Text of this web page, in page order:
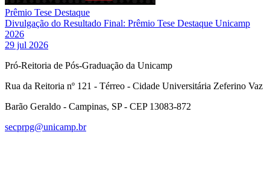
Prêmio Tese Destaque
Divulgação do Resultado Final: Prêmio Tese Destaque Unicamp
2026
29 jul 2026
Pró-Reitoria de Pós-Graduação da Unicamp
Rua da Reitoria nº 121 - Térreo - Cidade Universitária Zeferino Vaz
Barão Geraldo - Campinas, SP - CEP 13083-872
secprpg@unicamp.br